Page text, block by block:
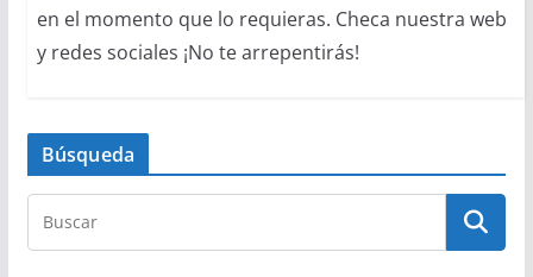
en el momento que lo requieras. Checa nuestra web
y redes sociales ¡No te arrepentirás!
Búsqueda